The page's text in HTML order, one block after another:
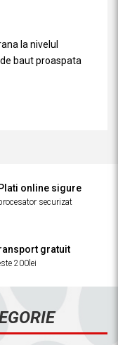
la nivelul
baut proaspata
Plati online sigure
securizat
gratuit
200lei